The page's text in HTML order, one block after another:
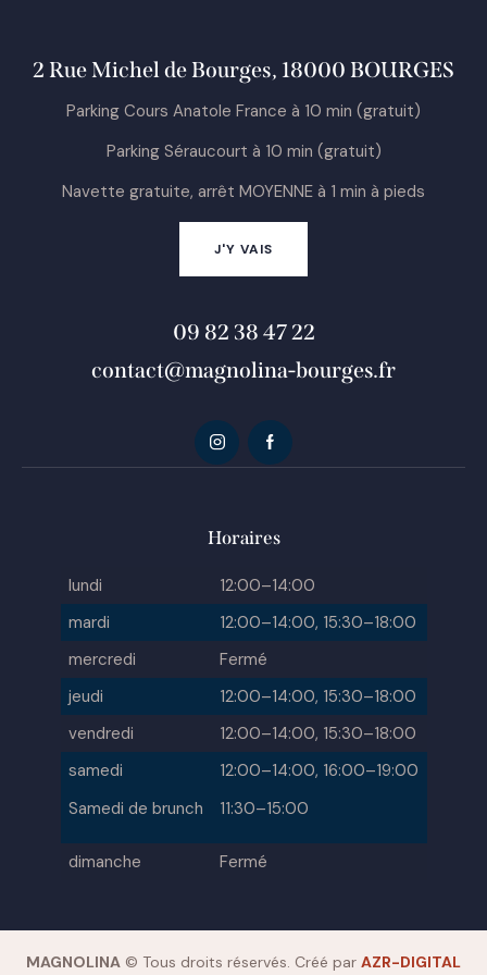
2 Rue Michel de Bourges, 18000 BOURGES
Parking Cours Anatole France à 10 min (gratuit)
Parking Séraucourt à 10 min (gratuit)
Navette gratuite, arrêt MOYENNE à 1 min à pieds
J'Y VAIS
09 82 38 47 22
contact@magnolina-bourges.fr
Horaires
lundi
12:00–14:00
mardi
12:00–14:00, 15:30–18:00
mercredi
Fermé
jeudi
12:00–14:00, 15:30–18:00
vendredi
12:00–14:00, 15:30–18:00
samedi
Samedi de brunch
12:00–14:00, 16:00–19:00
11:30–15:00
dimanche Fermé
MAGNOLINA © Tous droits réservés. Créé par AZR-DIGITAL